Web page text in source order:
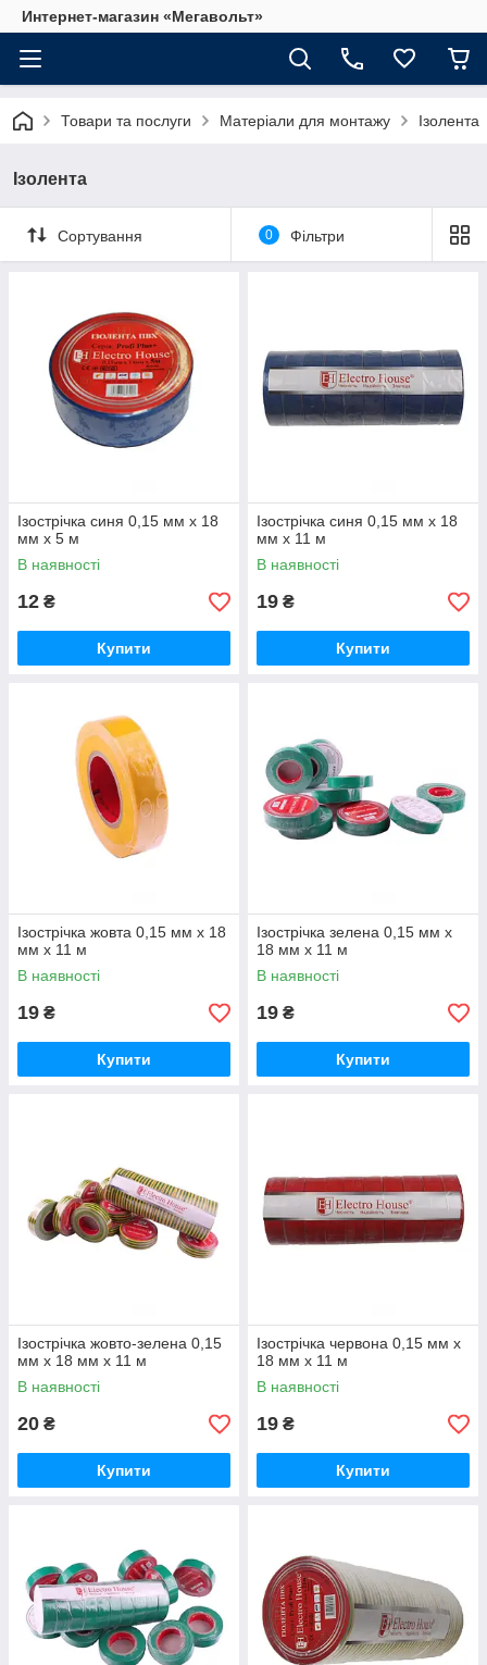
Интернет-магазин «Мегавольт»
Товари та послуги Матеріали для монтажу Ізолента
Ізолента
Сортування 0 Фільтри
Ізострічка синя 0,15 мм х 18
мм х 5 м
В наявності
12 ₴
Купити
Ізострічка синя 0,15 мм х 18
мм х 11 м
В наявності
19 ₴
Купити
Ізострічка жовта 0,15 мм х 18
мм х 11 м
В наявності
19 ₴
Купити
Ізострічка зелена 0,15 мм х
18 мм х 11 м
В наявності
19 ₴
Купити
Ізострічка жовто-зелена 0,15
мм х 18 мм х 11 м
В наявності
20 ₴
Купити
Ізострічка червона 0,15 мм х
18 мм х 11 м
В наявності
19 ₴
Купити